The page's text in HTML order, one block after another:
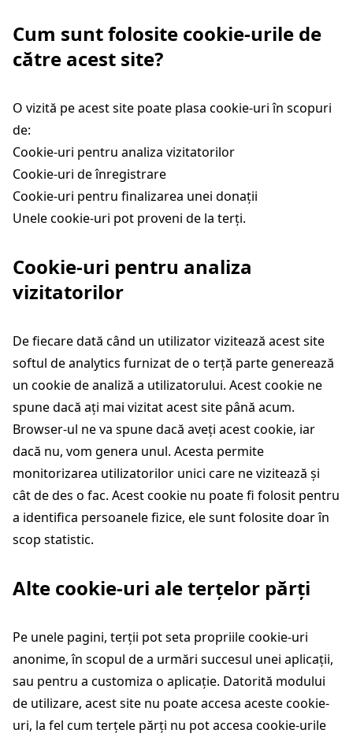
Cum sunt folosite cookie-urile de
către acest site?
O vizită pe acest site poate plasa cookie-uri în scopuri
de:
Cookie-uri pentru analiza vizitatorilor
Cookie-uri de înregistrare
Cookie-uri pentru finalizarea unei donații
Unele cookie-uri pot proveni de la terți.
Cookie-uri pentru analiza
vizitatorilor
De fiecare dată când un utilizator vizitează acest site
softul de analytics furnizat de o terță parte generează
un cookie de analiză a utilizatorului. Acest cookie ne
spune dacă ați mai vizitat acest site până acum.
Browser-ul ne va spune dacă aveți acest cookie, iar
dacă nu, vom genera unul. Acesta permite
monitorizarea utilizatorilor unici care ne vizitează și
cât de des o fac. Acest cookie nu poate fi folosit pentru
a identifica persoanele fizice, ele sunt folosite doar în
scop statistic.
Alte cookie-uri ale terțelor părți
Pe unele pagini, terții pot seta propriile cookie-uri
anonime, în scopul de a urmări succesul unei aplicații,
sau pentru a customiza o aplicație. Datorită modului
de utilizare, acest site nu poate accesa aceste cookie-
uri, la fel cum terțele părți nu pot accesa cookie-urile